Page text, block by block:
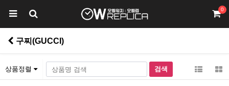
0
구찌(GUCCI)
상품정렬